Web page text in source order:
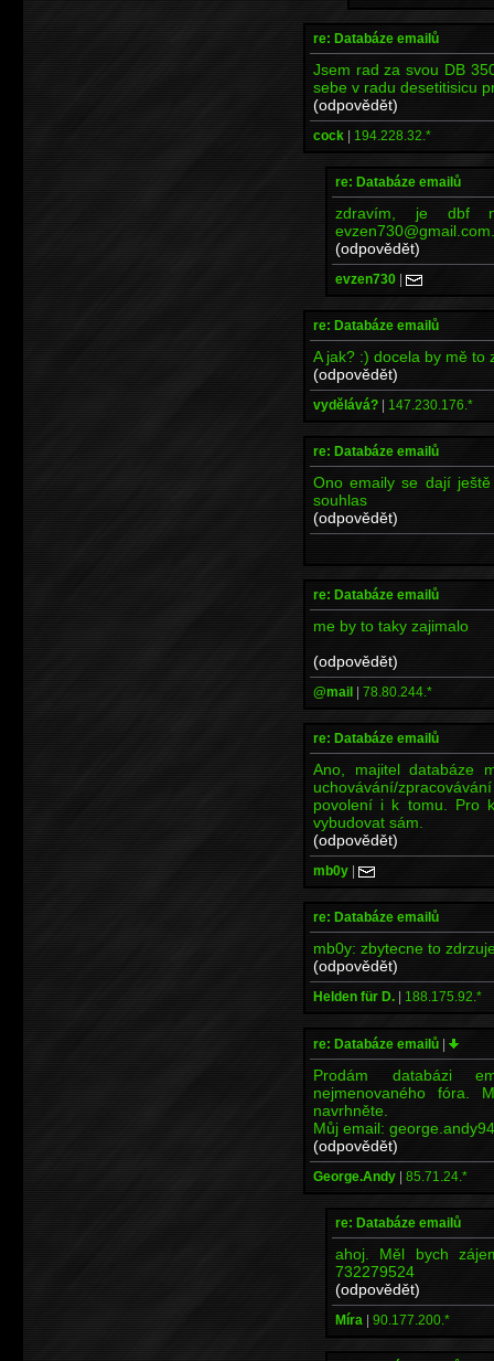
re: Databáze emailů
Jsem rad za svou DB
sebe v radu desetitisicu
(odpovědět)
cock | 194.228.32.*
re: Databáze emailů
zdravím, je dbf
(odpovědět)
evzen730 |
re: Databáze emailů
A jak? :) docela by mě to
(odpovědět)
vydělává? | 147.230.176.*
re: Databáze emailů
Ono emaily se dají
souhlas
(odpovědět)
re: Databáze emailů
me by to taky zajimalo
(odpovědět)
@mail | 78.80.244.*
re: Databáze emailů
Ano, majitel databáze
uchovávání/
povolení i k tomu. Pro
vybudovat sám.
(odpovědět)
mb0y |
re: Databáze emailů
mb0y: zbytecne to
(odpovědět)
Helden für D. | 188.175.92.*
re: Databáze emailů |
Prodám databázi
nejmenovaného
navrhněte.
Můj email:
(odpovědět)
George.Andy | 85.71.24.*
re: Databáze emailů
ahoj. Měl bych
732279524
(odpovědět)
Míra | 90.177.200.*